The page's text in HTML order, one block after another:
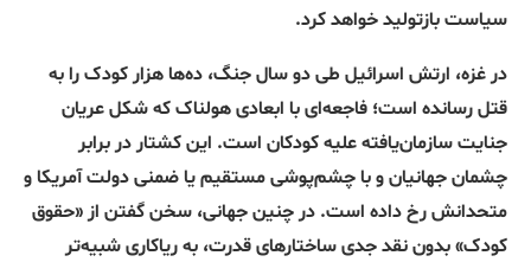
سیاست بازتولید خواهد کرد.
در غزه، ارتش اسرائیل طی دو سال جنگ، ده‌ها هزار کودک را به
قتل رسانده است؛ فاجعه‌ای با ابعادی هولناک که شکل عریان
جنایت سازمان‌یافته علیه کودکان است. این کشتار در برابر
چشمان جهانیان و با چشم‌پوشی مستقیم یا ضمنی دولت آمریکا و
متحدانش رخ داده است. در چنین جهانی، سخن گفتن از «حقوق
کودک» بدون نقد جدی ساختارهای قدرت، به ریاکاری شبیه‌تر